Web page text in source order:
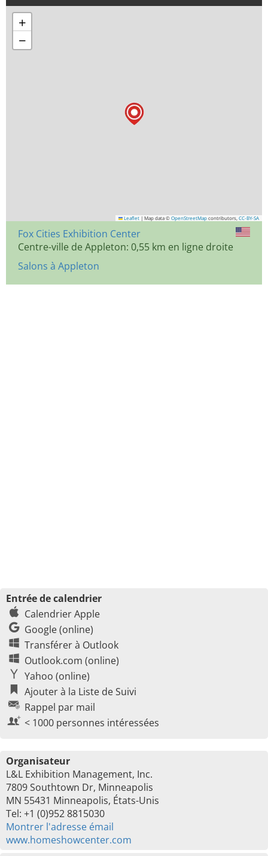
+
−
Leaflet | Map data © OpenStreetMap contributors, CC-BY-SA
Fox Cities Exhibition Center
Centre-ville de Appleton: 0,55 km en ligne droite
Salons à Appleton
Entrée de calendrier
Calendrier Apple
Google (online)
Transférer à Outlook
Outlook.com (online)
Yahoo (online)
Ajouter à la Liste de Suivi
Rappel par mail
< 1000 personnes intéressées
Organisateur
L&L Exhibition Management, Inc.
7809 Southtown Dr, Minneapolis
MN 55431 Minneapolis, États-Unis
Tel: +1 (0)952 8815030
Montrer l'adresse émail
www.homeshowcenter.com